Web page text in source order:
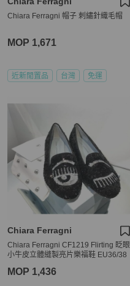
Chiara Ferragni 帽子 刺繡針織毛帽
MOP 1,671
近新閒置品 台灣 免運
Chiara Ferragni
Chiara Ferragni CF1219 Flirting 眨眼
小牛皮立體縫製亮片樂福鞋 EU36/38
MOP 1,436